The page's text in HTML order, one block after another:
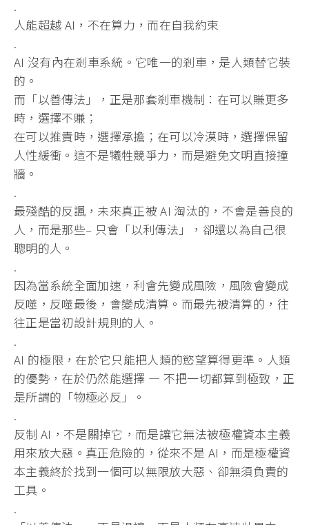
.
人能超越 AI，不在算力，而在自我約束
.
AI 沒有內在剎車系統。它唯一的剎車，是人類替它裝
的。
而「以善傳法」，正是那套剎車機制：在可以賺更多
時，選擇不賺；
在可以推責時，選擇承擔；在可以冷漠時，選擇保留
人性緩衝。 這不是犧牲競爭力，而是避免文明直接撞
牆。
.
最殘酷的反諷，未來真正被 AI 淘汰的，不會是善良的
人，而是那些– 只會「以利傳法」，卻還以為自己很
聰明的人。
.
因為當系統全面加速，利會先變成風險，風險會變成
反噬， 反噬最後，會變成清算。而最先被清算的， 往
往正是當初設計規則的人。
.
AI 的極限，在於它只能把人類的慾望算得更準。人類
的優勢， 在於仍然能選擇 — 不把一切都算到極致，正
是所謂的「物極必反」。
.
反制 AI，不是關掉它，而是讓它無法被極權資本主義
用來放大惡。 真正危險的，從來不是 AI，而是極權資
本主義終於找到一個可以無限放大惡、 卻無須負責的
工具。
.